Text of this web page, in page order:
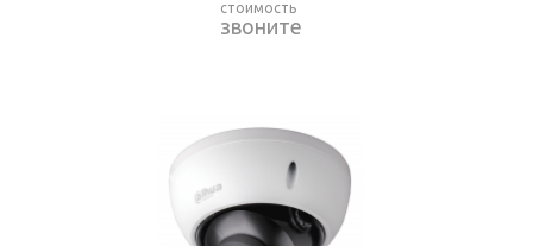
звоните